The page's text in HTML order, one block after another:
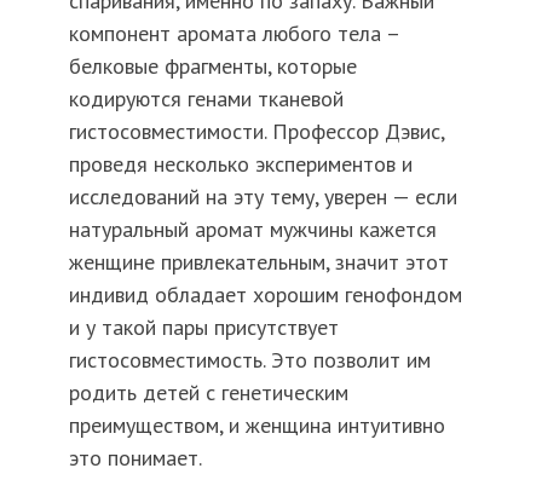
компонент аромата любого тела –
белковые фрагменты, которые
кодируются генами тканевой
гистосовместимости. Профессор Дэвис,
проведя несколько экспериментов и
исследований на эту тему, уверен — если
натуральный аромат мужчины кажется
женщине привлекательным, значит этот
индивид обладает хорошим генофондом
и у такой пары присутствует
гистосовместимость. Это позволит им
родить детей с генетическим
преимуществом, и женщина интуитивно
это понимает.